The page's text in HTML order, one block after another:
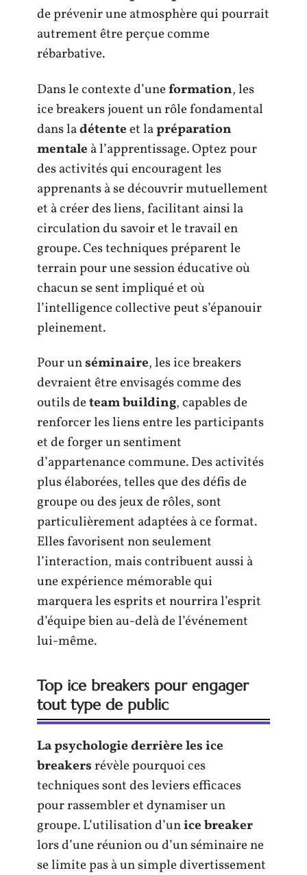
de prévenir une atmosphère qui pourrait
autrement être perçue comme
rébarbative.
Dans le contexte d’uneformation, les
ice breakers jouent un rôle fondamental
dans ladétenteet lapréparation
mentale à l’apprentissage. Optez pour
des activités qui encouragent les
apprenants à se découvrir mutuellement
et à créer des liens, facilitant ainsi la
circulation du savoir et le travail en
groupe. Ces techniques préparent le
terrain pour une session éducative où
chacun se sent impliqué et où
l’intelligence collective peut s’épanouir
pleinement.
Pour unséminaire, les ice breakers
devraient être envisagés comme des
outils deteam building, capables de
renforcer les liens entre les participants
et de forger un sentiment
d’appartenance commune. Des activités
plus élaborées, telles que des défis de
groupe ou des jeux de rôles, sont
particulièrement adaptées à ce format.
Elles favorisent non seulement
l’interaction, mais contribuent aussi à
une expérience mémorable qui
marquera les esprits et nourrira l’esprit
d’équipe bien au-delà de l’événement
lui-même.
Top ice breakers pour engager
tout type de public
La psychologie derrière les ice
breakersrévèle pourquoi ces
techniques sont des leviers efficaces
pour rassembler et dynamiser un
groupe. L’utilisation d’unice breaker
lors d’une réunion ou d’un séminaire ne
se limite pas à un simple divertissement